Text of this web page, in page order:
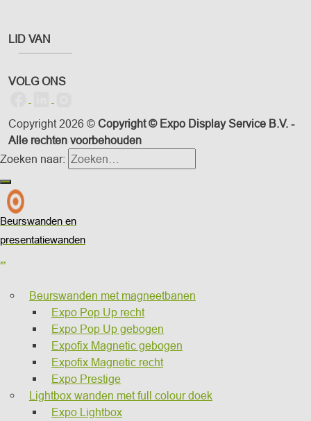
LID VAN
VOLG ONS
Copyright 2026 © Copyright © Expo Display Service B.V. -
Alle rechten voorbehouden
Zoeken naar:
Beurswanden en
presentatiewanden
..
Beurswanden met magneetbanen
Expo Pop Up recht
Expo Pop Up gebogen
Expofix Magnetic gebogen
Expofix Magnetic recht
Expo Prestige
Lightbox wanden met full colour doek
Expo Lightbox